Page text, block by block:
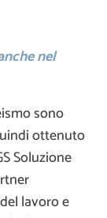
nel
sono
ottenuto
Soluzione
lavoro e